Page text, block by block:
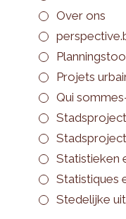
Over ons
Projets
Qui
Statistieken
Statistiques
Stedelijke